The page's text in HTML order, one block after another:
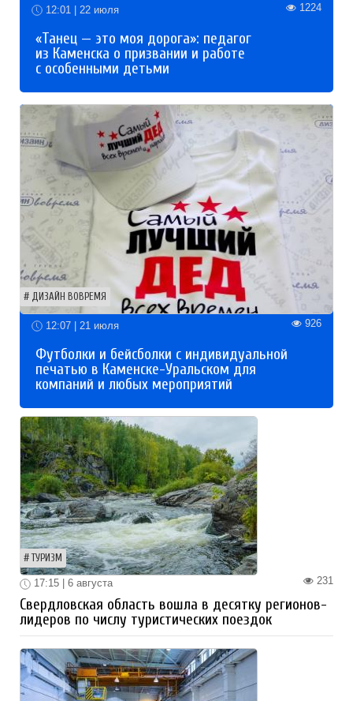
12:01 | 22 июля 1224
«Танец — это моя дорога»: педагог
из Каменска о призвании и работе
с особенными детьми
ДИЗАЙН ВОВРЕМЯ
12:07 | 21 июля 926
Футболки и бейсболки с индивидуальной
печатью в Каменске-Уральском для
компаний и любых мероприятий
ТУРИЗМ
231
17:15 | 6 августа
Свердловская область вошла в десятку регионов-
лидеров по числу туристических поездок